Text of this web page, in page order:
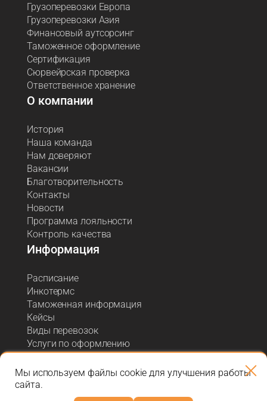
Грузоперевозки Европа
Грузоперевозки Азия
Финансовый аутсорсинг
Таможенное оформление
Сертификация
Сюрвейрская проверка
Ответственное хранение
О компании
История
Наша команда
Нам доверяют
Вакансии
Благотворительность
Контакты
Новости
Программа лояльности
Контроль качества
Информация
Расписание
Инкотермс
Таможенная информация
Кейсы
Виды перевозок
Услуги по оформлению
Акции и спецпредложения
Блог о логистике
Мы используем файлы cookie для улучшения работы
сайта.